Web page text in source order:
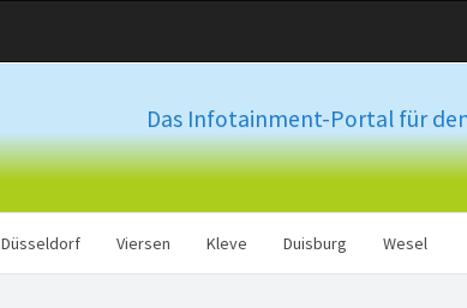
Das Infotainment-Portal für
Düsseldorf Viersen Kleve Duisburg Wesel